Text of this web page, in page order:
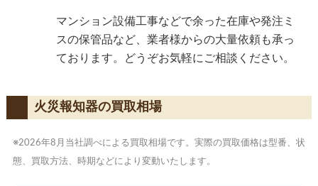
マンション設備工事などで余った在庫や発注ミ
スの保管品など、業者様からの大量依頼も承っ
ております。どうぞお気軽にご相談ください。
火災報知器の買取相場
※2026年8月当社調べによる買取相場です。実際の買取価格は型番、状
態、買取方法、時期などにより変動いたします。